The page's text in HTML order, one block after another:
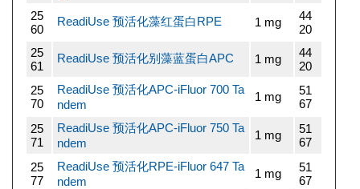
25
60
ReadiUse 预活化藻红蛋白RPE 1 mg
44
20
25
61
ReadiUse 预活化别藻蓝蛋白APC 1 mg
44
20
25
70
ReadiUse 预活化APC-iFluor 700 Ta
ndem
1 mg
51
67
25
71
ReadiUse 预活化APC-iFluor 750 Ta
ndem
1 mg
51
67
25
77
ReadiUse 预活化RPE-iFluor 647 Ta
ndem
1 mg
51
67